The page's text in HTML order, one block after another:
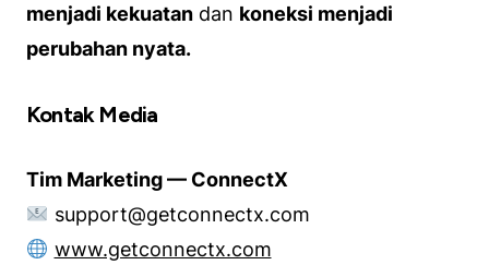
menjadi kekuatan dan koneksi menjadi
perubahan nyata.
Kontak Media
Tim Marketing — ConnectX
support@getconnectx.com
www.getconnectx.com